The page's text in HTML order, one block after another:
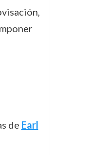
de Earl